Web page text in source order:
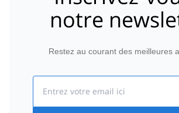
notre
Restez au courant des meilleures